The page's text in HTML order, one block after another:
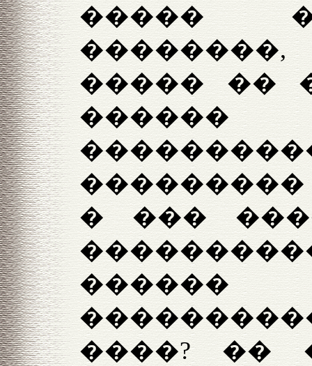
�����
����� ��
������
� ���
����? ��